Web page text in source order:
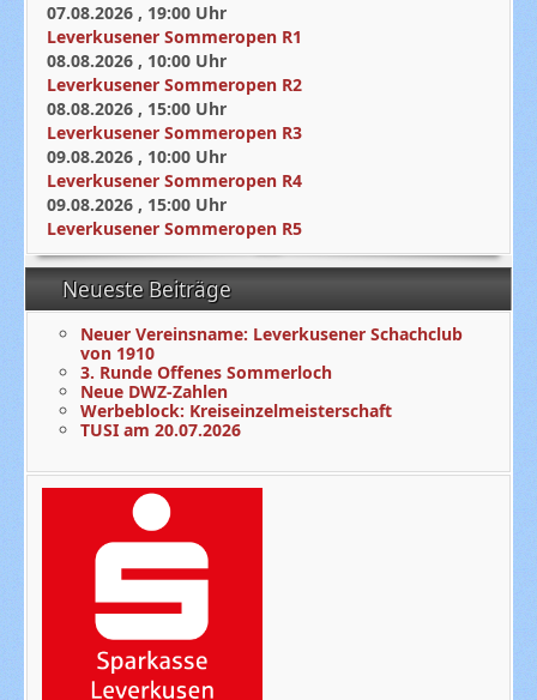
07.08.2026 , 19:00 Uhr
Leverkusener Sommeropen R1
08.08.2026 , 10:00 Uhr
Leverkusener Sommeropen R2
08.08.2026 , 15:00 Uhr
Leverkusener Sommeropen R3
09.08.2026 , 10:00 Uhr
Leverkusener Sommeropen R4
09.08.2026 , 15:00 Uhr
Leverkusener Sommeropen R5
Neueste Beiträge
Neuer Vereinsname: Leverkusener Schachclub
von 1910
3. Runde Offenes Sommerloch
Neue DWZ-Zahlen
Werbeblock: Kreiseinzelmeisterschaft
TUSI am 20.07.2026